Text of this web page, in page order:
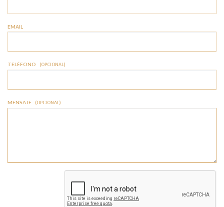
EMAIL
TELÉFONO (OPCIONAL)
MENSAJE (OPCIONAL)